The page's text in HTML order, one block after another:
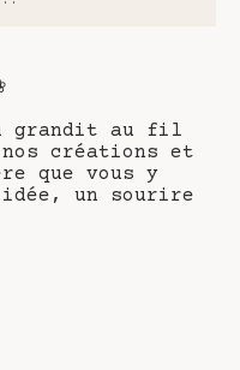
grandit au fil
créations et
que vous y
un sourire